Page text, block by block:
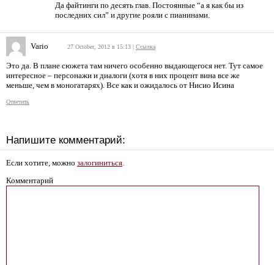
Да файтинги по десять глав. Постоянные “а я как бы из
последних сил” и другие рояли с пианинами.
Vario 27 October, 2012 в 15:13 | Ссылка
Это да. В плане сюжета там ничего особенно выдающегося нет. Тут самое
интересное – персонажи и диалоги (хотя в них процент вина все же
меньше, чем в моногатарях). Все как и ожидалось от Нисио Исина
Ответить
Напишите комментарий:
Если хотите, можно залогиниться.
Комментарий